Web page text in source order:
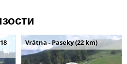
Vrátna - Paseky (22 km)